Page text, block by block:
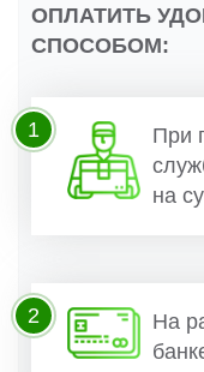
ОПЛАТИТЬ
СПОСОБОМ:
При
на
1
На
2